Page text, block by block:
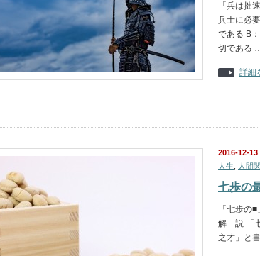
「兵は拙
兵士に必
である B
切である
詳細
2016-12-13
人生
人間
七歩の
「七歩の
解 説 「
之才」と